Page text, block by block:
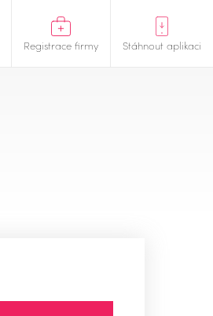
Registrace firmy Stáhnout aplikaci